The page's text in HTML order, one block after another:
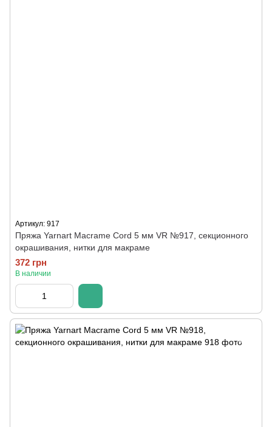
Артикул: 917
Пряжа Yarnart Macrame Cord 5 мм VR №917, секционного
окрашивания, нитки для макраме
372 грн
В наличии